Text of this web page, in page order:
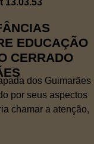
EDUCAÇÃO
CERRADO
dos Guimarães
por seus aspectos
chamar a atenção,